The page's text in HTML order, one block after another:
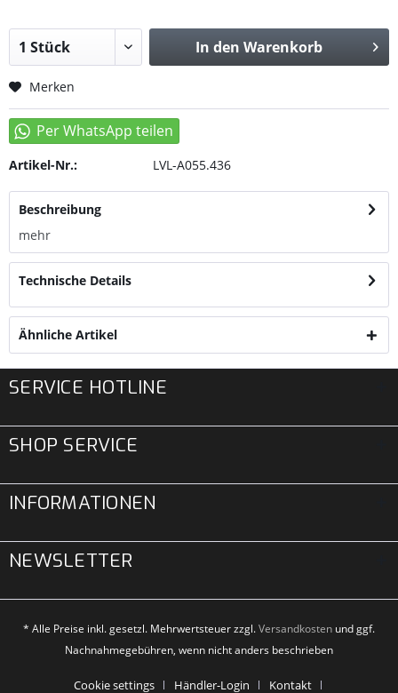
In den Warenkorb
Merken
Artikel-Nr.: LVL-A055.436
Beschreibung
mehr
Technische Details
Ähnliche Artikel
SERVICE HOTLINE
SHOP SERVICE
INFORMATIONEN
NEWSLETTER
* Alle Preise inkl. gesetzl. Mehrwertsteuer zzgl.Versandkosten und ggf.
Nachnahmegebühren, wenn nicht anders beschrieben
Cookie settings Händler-Login Kontakt